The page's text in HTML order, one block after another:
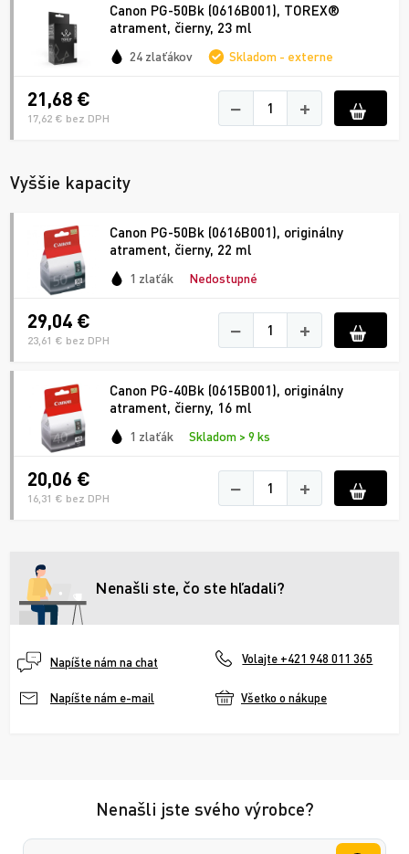
Canon PG-50Bk (0616B001), TOREX®
atrament, čierny, 23 ml
24 zlaťákov Skladom - externe
21,68 €
17,62 € bez DPH − +
Vyššie kapacity
Canon PG-50Bk (0616B001), originálny
atrament, čierny, 22 ml
1 zlaťák Nedostupné
29,04 €
23,61 € bez DPH − +
Canon PG-40Bk (0615B001), originálny
atrament, čierny, 16 ml
1 zlaťák Skladom > 9 ks
20,06 €
16,31 € bez DPH − +
Nenašli ste, čo ste hľadali?
Napíšte nám na chat Volajte +421 948 011 365
Napíšte nám e-mail Všetko o nákupe
Nenašli jste svého výrobce?
Vyhledávání